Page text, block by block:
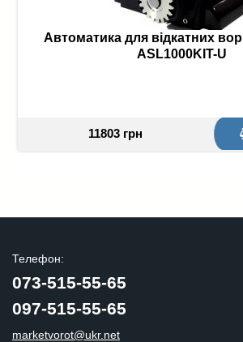
Автоматика для відкатних
ASL1000KIT-U
11803 грн
Телефон:
073-515-55-65
097-515-55-65
marketvorot@ukr.net